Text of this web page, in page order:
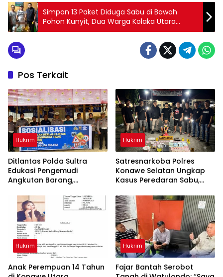
Simpan 13 Paket Diduga Sabu di Bawah
Pohon Kunyit, Dua Warga Kolaka Utara
Diciduk Polisi
Pos Terkait
Hukrim
Ditlantas Polda Sultra
Edukasi Pengemudi
Angkutan Barang,
Kendaraan Demi
Keselamatan Berlalu Lintas
Hukrim
Satresnarkoba Polres
Konawe Selatan Ungkap
Kasus Peredaran Sabu,
Diamankan
Hukrim
Anak Perempuan 14 Tahun
Hukrim
‎Fajar Bantah Serobot